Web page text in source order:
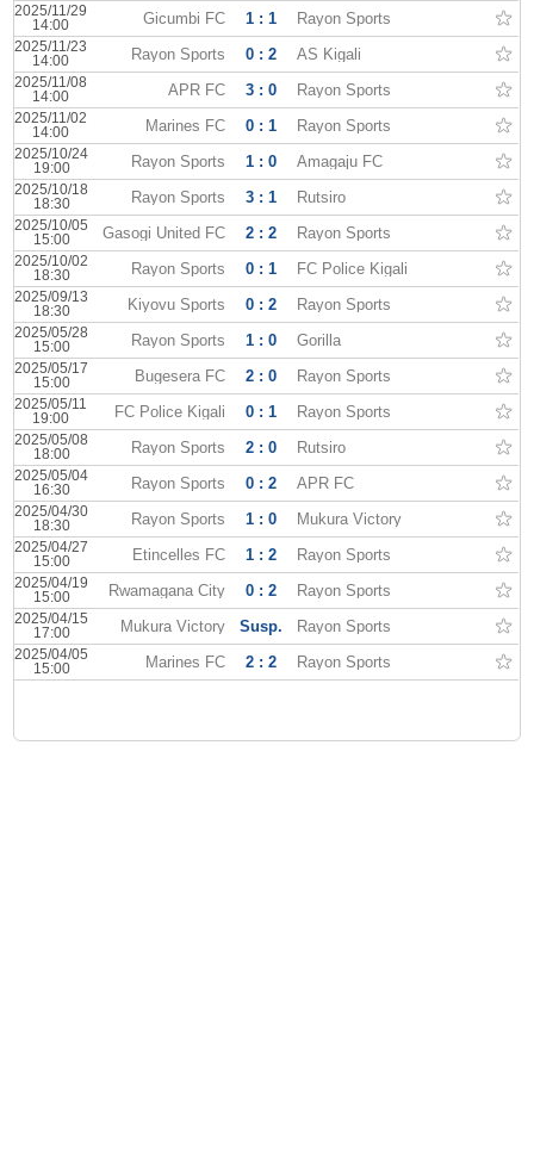
2025/11/29
14:00
Gicumbi FC 1 : 1 Rayon Sports
2025/11/23
14:00
Rayon Sports 0 : 2 AS Kigali
2025/11/08
14:00
APR FC 3 : 0 Rayon Sports
2025/11/02
14:00
Marines FC 0 : 1 Rayon Sports
2025/10/24
19:00
Rayon Sports 1 : 0 Amagaju FC
2025/10/18
18:30
Rayon Sports 3 : 1 Rutsiro
2025/10/05
15:00
Gasogi United FC 2 : 2 Rayon Sports
2025/10/02
18:30
Rayon Sports 0 : 1 FC Police Kigali
2025/09/13
18:30
Kiyovu Sports 0 : 2 Rayon Sports
2025/05/28
15:00
Rayon Sports 1 : 0 Gorilla
2025/05/17
15:00
Bugesera FC 2 : 0 Rayon Sports
2025/05/11
19:00
FC Police Kigali 0 : 1 Rayon Sports
2025/05/08
18:00
Rayon Sports 2 : 0 Rutsiro
2025/05/04
16:30
Rayon Sports 0 : 2 APR FC
2025/04/30
18:30
Rayon Sports 1 : 0 Mukura Victory
2025/04/27
15:00
Etincelles FC 1 : 2 Rayon Sports
2025/04/19
15:00
Rwamagana City 0 : 2 Rayon Sports
2025/04/15
17:00
Mukura Victory Susp. Rayon Sports
2025/04/05
15:00
Marines FC 2 : 2 Rayon Sports